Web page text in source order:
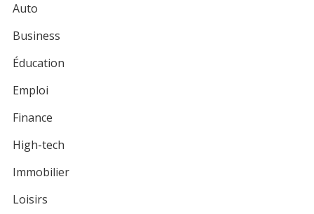
Auto
Business
Éducation
Emploi
Finance
High-tech
Immobilier
Loisirs